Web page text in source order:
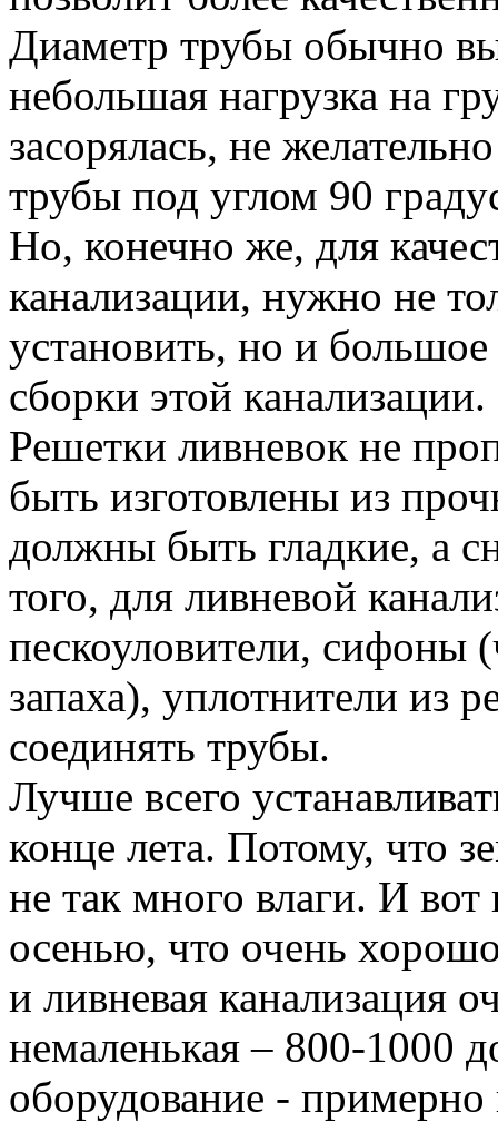
Диаметр трубы обычно
небольшая нагрузка на
засорялась, не
трубы под углом 90
Но, конечно же, для
канализации, нужно не
установить, но и
сборки этой канализации.
Решетки ливневок не
быть изготовлены из
должны быть гладкие, а
того, для ливневой
пескоуловители, сифоны
запаха), уплотнители из
соединять трубы.
Лучше всего
конце лета. Потому, что
не так много влаги. И вот
осенью, что очень
и ливневая канализация
немаленькая – 800-1000
оборудование -